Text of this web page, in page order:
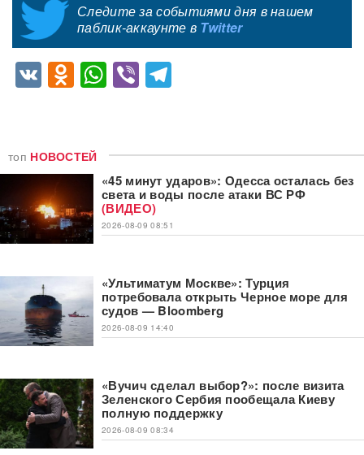
Следите за событиями дня в нашем
паблик-аккаунте в Twitter
VKOdnoklassniki
WhatsApp
Viber
топ НОВОСТЕЙ
«45 минут ударов»: Одесса осталась без
света и воды после атаки ВС РФ
(ВИДЕО)
2026-08-09 08:51
«Ультиматум Москве»: Турция
потребовала открыть Черное море для
судов — Bloomberg
2026-08-09 14:40
«Вучич сделал выбор?»: после визита
Зеленского Сербия пообещала Киеву
полную поддержку
2026-08-09 08:34